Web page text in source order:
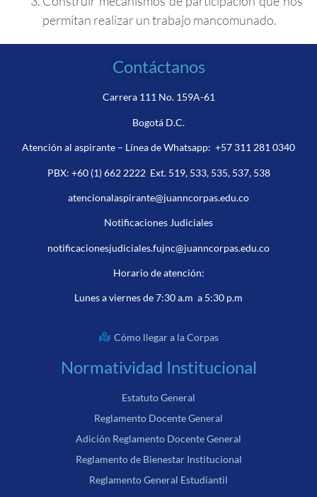
permitan realizar un trabajo mancomunado.
Contáctanos
Carrera 111 No. 159A-61
Bogotá D.C.
Atención al aspirante – Línea de Whatsapp: +57 311 281 0340
PBX: +60 (1) 662 2222Ext. 519, 533, 535, 537, 538
atencionalaspirante@juanncorpas.edu.co
Notificaciones Judiciales
notificacionesjudiciales.fujnc@juanncorpas.edu.co
Horario de atención:
Lunes a viernes de 7:30 a.m a 5:30 p.m
Cómo llegar a la Corpas
Normatividad Institucional
Estatuto General
Reglamento Docente General
Adición Reglamento Docente General
Reglamento de Bienestar Institucional
Reglamento General Estudiantil